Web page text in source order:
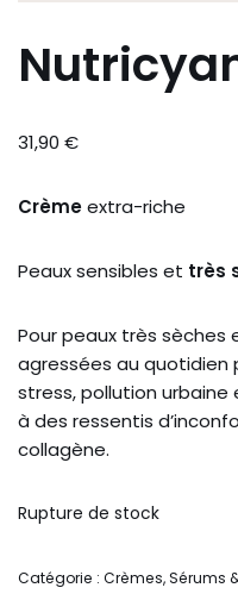
31,90 €
Crèmeextra-riche
Peaux sensibles et très
Pour peaux très
agressées au quotidien
stress, pollution
à des ressentis
collagène.
Rupture de stock
Catégorie : Crèmes, Sérums